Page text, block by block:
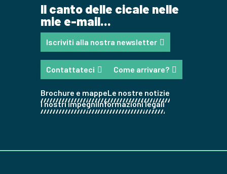
Il canto delle cicale nelle
mie e-mail...
Iscriviti alla nostra newsletter
Contattateci Come arrivare?
Brochure e mappeLe nostre notizie
I nostri impegniInformazioni legali